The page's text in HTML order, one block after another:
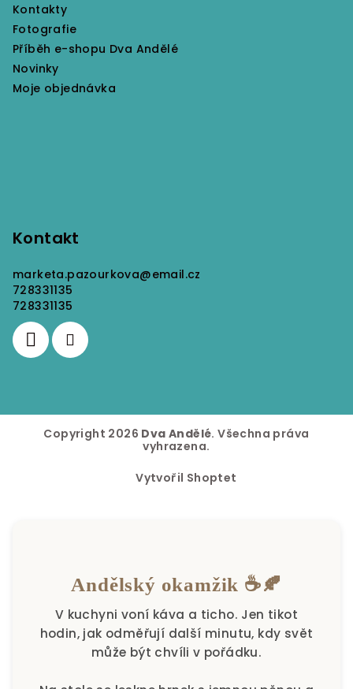
Kontakty
Fotografie
Příběh e-shopu Dva Andělé
Novinky
Moje objednávka
Kontakt
marketa.pazourkova@email.cz
728331135
728331135
Copyright 2026 Dva Andělé. Všechna práva
vyhrazena.
Vytvořil Shoptet
Andělský okamžik ☕🍂
V kuchyni voní káva a ticho. Jen tikot
hodin, jak odměřují další minutu, kdy svět
může být chvíli v pořádku.